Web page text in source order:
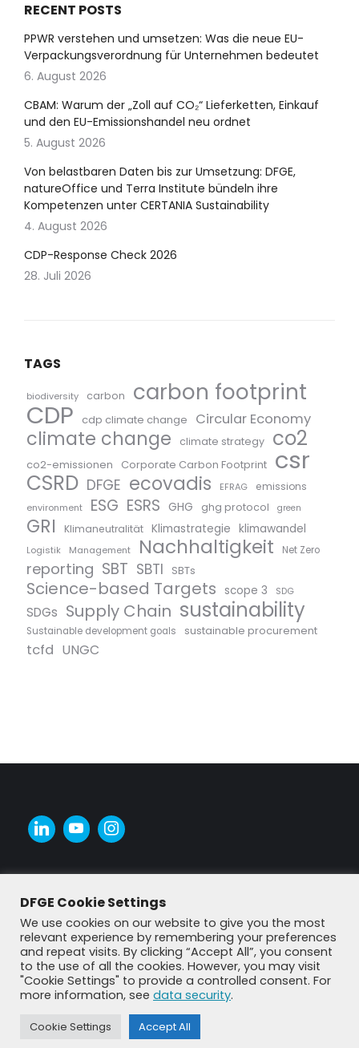
RECENT POSTS
PPWR verstehen und umsetzen: Was die neue EU-
Verpackungsverordnung für Unternehmen bedeutet
6. August 2026
CBAM: Warum der „Zoll auf CO₂“ Lieferketten, Einkauf
und den EU-Emissionshandel neu ordnet
5. August 2026
Von belastbaren Daten bis zur Umsetzung: DFGE,
natureOffice und Terra Institute bündeln ihre
Kompetenzen unter CERTANIA Sustainability
4. August 2026
CDP-Response Check 2026
28. Juli 2026
TAGS
biodiversity carbon carbon footprint
CDP cdp climate change Circular Economy
climate change climate strategy co2
co2-emissionen Corporate Carbon Footprint csr
CSRD DFGE ecovadis EFRAG emissions
environment ESG ESRS GHG ghg protocol green
GRI Klimaneutralität Klimastrategie klimawandel
Logistik Management Nachhaltigkeit Net Zero
reporting SBT SBTI SBTs
Science-based Targets scope 3 SDG
SDGs Supply Chain sustainability
Sustainable development goals sustainable procurement
tcfd UNGC
Previously used menu 1
+49 8192 99 7 33-20
DFGE Cookie Settings
We use cookies on our website to give you the most
relevant experience by remembering your preferences
and repeat visits. By clicking “Accept All”, you consent
to the use of all the cookies. However, you may visit
"Cookie Settings" to provide a controlled consent. For
more information, see data security.
Cookie Settings Accept All